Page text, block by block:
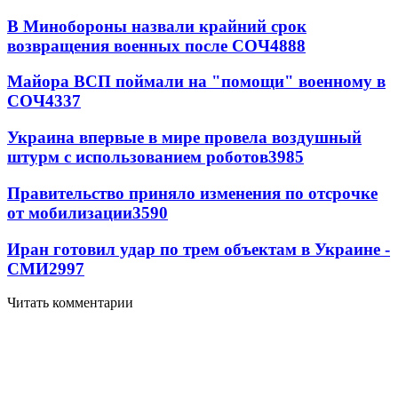
В Минобороны назвали крайний срок
возвращения военных после СОЧ4888
Майора ВСП поймали на "помощи" военному в
СОЧ4337
Украина впервые в мире провела воздушный
штурм с использованием роботов3985
Правительство приняло изменения по отсрочке
от мобилизации3590
Иран готовил удар по трем объектам в Украине -
СМИ2997
Читать комментарии